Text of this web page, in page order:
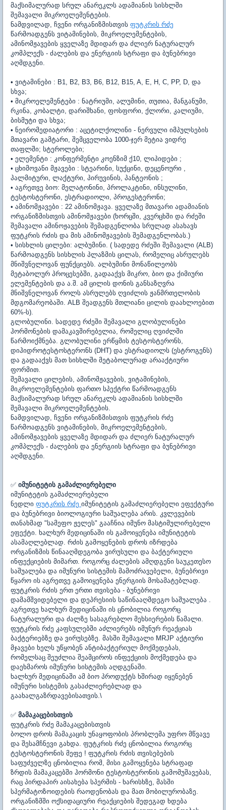
მაქსიმალურად სრულ ანარეკლს ადამიანის სისხლში
შემავალი მიკროელემენტების.
ნამდვილად, ჩვენი ორგანიზმისთვის ფუტკრის რძე
წარმოადგენს ვიტამინების, მიკროელემენტების,
ამინომჟავების ყველაზე მდიდარ და ძლიერ ნატურალურ
კომპლექს - ძალების და ენერგიის სტრაფი და ბუნებრივი
აღმდგენი.
• ვიტამინები : B1, B2, B3, B6, B12, B15, A, E, H, C, PP, D, და
სხვა;
• მიკროელემენტები : ნატრიუმი, ალუმინი, თუთია, მანგანუმი,
რკინა, კობალტი, დარიშხანი, ფოსფორი, ქლორი, კალიუმი,
ბისმუტი და სხვა;
• ნეირომედიატორი : აცეტილქოლინი - ნერვული იმპულსების
მთავარი გამტარი, შემცველობა 1000-ჯერ მეტია ვიდრე
თაფლში; სტეროლები;
• ელემენტი : კონფერმენტი კოენზიმ ქ10, ლიპიდები ;
• ცხიმოვანი მჟავები : სტეარინი, სუქცინი, დეცენოური ,
პალმიტური, ლაქტური, პირუვინის, პანტეონის ;
• აგრეთვე ბიო: მელატონინი, პროლაკტინი, ინსულინი,
ტესტოსტერონი, ესტრადიოლი, პროგესტერონი;
• ამინომჟავები : 22 ამინომჟავა. ყველაზე მთავარი ადამიანის
ორგანიზმისთვის ამინომჟავები (ხორცში, კვერცხში და რძეში
შემავალი ამინოჟავების შემადგენლობა სრულად ასახავს
ფუტკრის რძის და მის ამინომჟავების შემადგენლობას.)
• სისხლის ცილები: ალბუმინი. ( სადედე რძეში შემავალი (ALB)
წარმოადგენს სისხლის პლაზმის ცილას, რომელიც ასრულებს
მნიშვნელოვან ფუნქციებს. ალბუმინი მონაწილეობს
მეტაბოლურ პროცესებში, გადააქვს მიკრო, ბიო და ქიმიური
ელემენტების და ა.შ. ამ ცილის დონის განსაზღვრა
მნიშვნელოვან როლს ასრულებს ღვიძლის ჟანმრთელობის
მდგომარეობაში. ALB შეადგენს მთლიანი ცილის დაახლოებით
60%-ს).
გლობულინი. სადედე რძეში შემავალი გლობულინები
ჰორმონების დამაკავშირებელია, რომელიც ღვიძლში
წარმოიქმნება. გლობულინი ერწყმის ტესტოსტერონს,
დიჰიდროტესტოსტერონს (DHT) და ესტრადიოლს (ესტროგენს)
და გადააქვს მათ სისხლში მეტაბოლურად არააქტიური
ფორმით.
შემავალი ცილების, ამინომჟავების, ვიტამინების,
მიკროელემენტების ფართო სპექტრი წარმოადგენს
მაქსიმალურად სრულ ანარეკლს ადამიანის სისხლში
შემავალი მიკროელემენტების.
ნამდვილად, ჩვენი ორგანიზმისთვის ფუტკრის რძე
წარმოადგენს ვიტამინების, მიკროელემენტების,
ამინომჟავების ყველაზე მდიდარ და ძლიერ ნატურალურ
კომპლექს - ძალების და ენერგიის სტრაფი და ბუნებრივი
აღმდგენი.
✅ იმუნიტეტის გამაძლიერებელი
იმუნიტეტის გამაძლიერებელი
ნედლი ფუტკრის რძე იმუნიტეტის გამაძლიერებელი ეფექტური
და ბუნებრივი ბიოლოგიური საშუალება არის. კვლევების
თანახმად "სამეფო ჟელეს" გააჩნია იმუნო მასტიმულირებელი
ეფექტი. ხალხურ მედიცინაში ის გამოიყენება იმუნიტეტის
ასამაღლებლად. რძის გამოყენების დროს იზრდება
ორგანიზმის წინააღმდეგობა ვირუსული და ბაქტერიული
ინფექციების მიმართ. როგორც ძალების ამღდგენი საუკეთესო
საშუალება და იმუნური სისტემის მამოძრავებელი, ბუნებრივი
წყარო ის აგრეთვე გამოიყენება ენერგიის მოსამატებლად.
ფუტკრის რძის ერთ ერთი თვისება - ბუნებრივი
დამამშვიდებელი და დეპრესიის საწინააღმდეგო საშუალება .
აგრეთვე ხალხურ მედიცინაში ის ცნობილია როგორც
ნატურალური და ძალზე სასაგრებლო მეხსიერების წამალი.
ფუტკრის რძე კაფსულებში აძლიერებს იმუნურ რეაქციას
ბაქტერიებზე და ვირუსებზე. მასში შემავალი MRJP აქტიური
მჯავები ხელს უწყობენ ანტიბაქტერიულ მოქმედებას,
რომელსაც შეუძლია შეამციროს ინფექციის მოქმედება და
დაეხმაროს იმუნური სისტემის აღდგენაში.
ხალხურ მედიცინაში ამ ბიო პროდუქტს ხშირად იყენებენ
იმუნური სისტემის გასაძლიერებლად და
გაახალგაზრდავებისათვის.\
✅ მამაკაცებისთვის
ფუტკრის რძე მამაკაცებისთვის
ბოლო დროს მამაკაცის უნაყოფობის პრობლემა უფრო მწვავე
და შესამჩნევი გახდა. ფუტკრის რძე ცნობილია როგორც
ტესტოსტერონის მეფე ! ფუტკრის რძის თვისებების
საფუძველზე ცნობილია რომ, მისი გამოყენება სტრაფად
ზრდის მამაკაცებში ჰორმონი ტესტოსტერონის გამომუშავებას,
რაც პირდაპირ აისახება სპერმის - ხარისხზე, მასში
სპერმატოზოიდების რაოდენობას და მათ მობილურობაზე.
ორგანიზმში ოქსიდაციური რეაქციების შედეგად ხდება